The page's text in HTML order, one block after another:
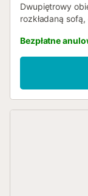
Dwupiętrowy
rozkładaną
pomieścić 6
Fi, pralkę,
zabawki dla
karmienia. W
basen z
Bezpłatne